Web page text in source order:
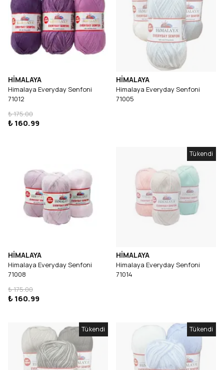
HİMALAYA
Himalaya Everyday Senfoni
71012
₺ 175.00
₺ 160.99
HİMALAYA
Himalaya Everyday Senfoni
71005
HİMALAYA
Himalaya Everyday Senfoni
71008
₺ 175.00
₺ 160.99
Tükendi
HİMALAYA
Himalaya Everyday Senfoni
71014
Tükendi Tükendi